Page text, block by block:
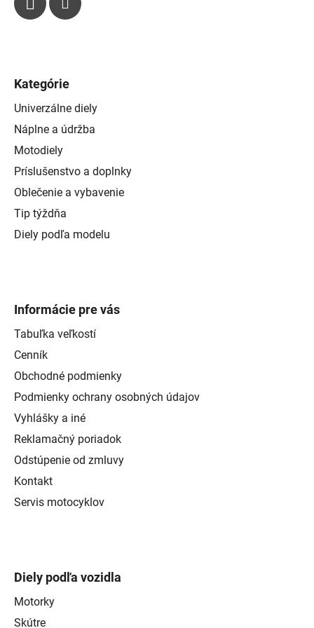
Kategórie
Univerzálne diely
Náplne a údržba
Motodiely
Príslušenstvo a doplnky
Oblečenie a vybavenie
Tip týždňa
Diely podľa modelu
Informácie pre vás
Tabuľka veľkostí
Cenník
Obchodné podmienky
Podmienky ochrany osobných údajov
Vyhlášky a iné
Reklamačný poriadok
Odstúpenie od zmluvy
Kontakt
Servis motocyklov
Diely podľa vozidla
Motorky
Skútre